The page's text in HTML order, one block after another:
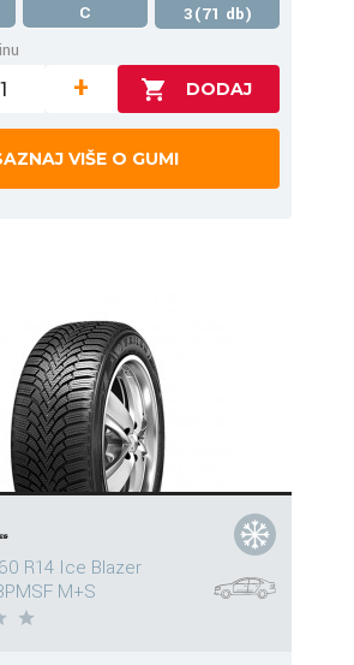
C
3(71 db)
+
VIŠE O GUMI
R14 Ice Blazer
M+S